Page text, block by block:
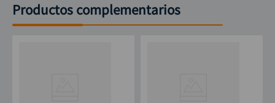
Productos complementarios